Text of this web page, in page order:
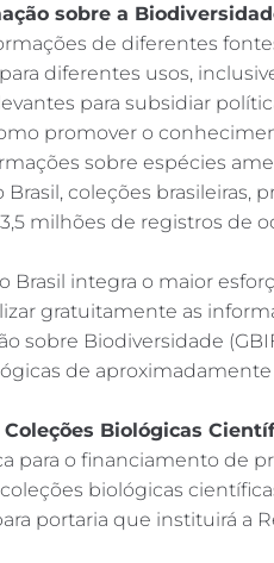
sobre a
de diferentes
diferentes usos,
para subsidiar
promover o
sobre espécies
Brasil, coleções brasileiras,
milhões de registros de
Brasil integra o maior
gratuitamente as
sobre Biodiversidade
de aproximadamente
Biológicas
para o financiamento de
biológicas
portaria que instituirá a